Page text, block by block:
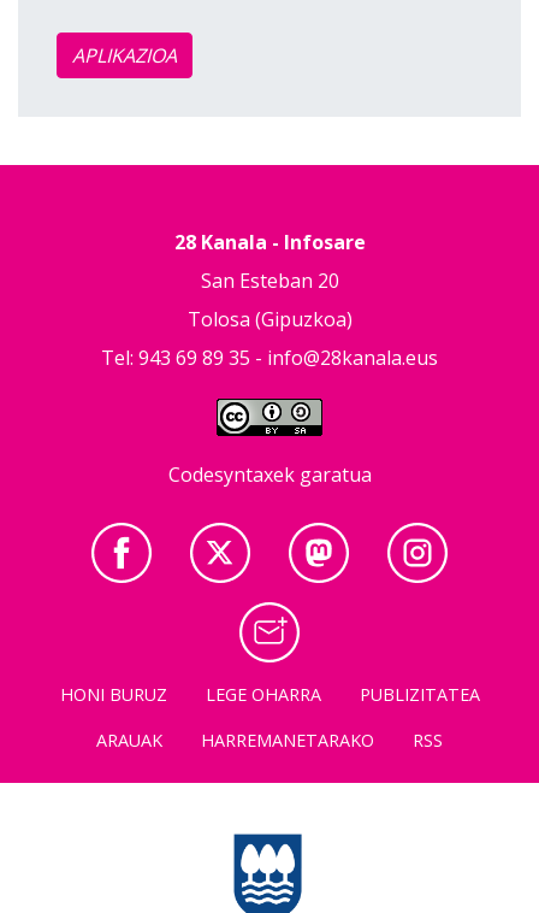
APLIKAZIOA
28 Kanala - Infosare
San Esteban 20
Tolosa (Gipuzkoa)
Tel: 943 69 89 35 - info@28kanala.eus
Codesyntaxek garatua
HONI BURUZ LEGE OHARRA
PUBLIZITATEA
ARAUAK
HARREMANETARAKO RSS